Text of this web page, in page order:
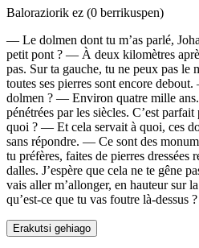
Baloraziorik ez (0 berrikuspen)
— Le dolmen dont tu m’as parlé,
petit pont ? — À deux kilomètres
pas. Sur ta gauche, tu ne peux pas le
toutes ses pierres sont encore
dolmen ? — Environ quatre mille
pénétrées par les siècles. C’est
quoi ? — Et cela servait à quoi, ces
sans répondre. — Ce sont des
tu préfères, faites de pierres dressées
dalles. J’espère que cela ne te gêne
vais aller m’allonger, en hauteur sur
qu’est-ce que tu vas foutre là-
Erakutsi gehiago